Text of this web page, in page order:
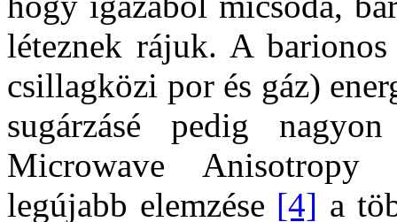
léteznek rájuk. A
csillagközi por és gáz)
sugárzásé pedig
Microwave Anisotropy
legújabb elemzése [4] a